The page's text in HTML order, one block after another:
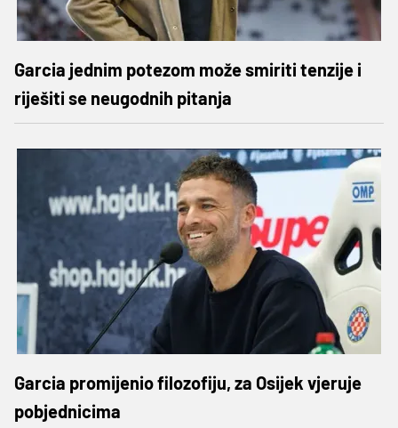
Garcia jednim potezom može smiriti tenzije i
riješiti se neugodnih pitanja
Garcia promijenio filozofiju, za Osijek vjeruje
pobjednicima